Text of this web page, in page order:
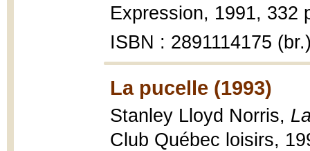
Expression, 1991, 332
ISBN : 2891114175
La pucelle (1993)
Stanley Lloyd Norris,
Club Québec loisirs,